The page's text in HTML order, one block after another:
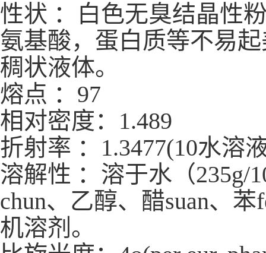
性状 ：白色无臭结晶性
氨基酸，蛋白质等不易
稠状液体。
熔点 ：97
相对密度：1.489
折射率 ：1.3477(10水溶
溶解性 ：溶于水（235g/
chun、乙醇、醋suan、
机溶剂。